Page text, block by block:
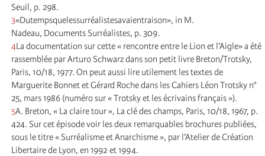
Seuil, p. 298.
3«Dutempsquelessurréalistesavaientraison», in M.
Nadeau, Documents Surréalistes, p. 309.
4La documentation sur cette « rencontre entre le Lion et l’Aigle» a été
rassemblée par Arturo Schwarz dans son petit livre Breton/Trotsky,
Paris, 10/18, 1977. On peut aussi lire utilement les textes de
Marguerite Bonnet et Gérard Roche dans les Cahiers Léon Trotsky n°
25, mars 1986 (numéro sur « Trotsky et les écrivains français »).
5A. Breton, « La claire tour », La clé des champs, Paris, 10/18, 1967, p.
424. Sur cet épisode voir les deux remarquables brochures publiées,
sous le titre « Surréalisme et Anarchisme », par l’Atelier de Création
Libertaire de Lyon, en 1992 et 1994.